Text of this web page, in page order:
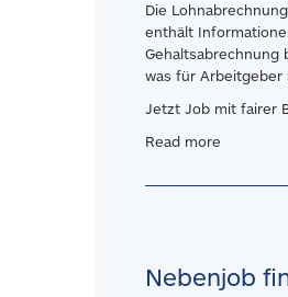
Die
enthält
Gehaltsabrechnung
was für
Jetzt Job mit fairer
Read more
Nebenjob